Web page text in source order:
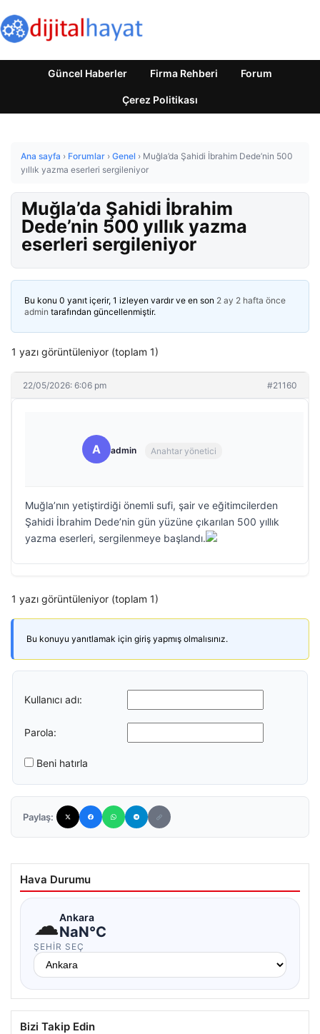
Güncel Haberler Firma Rehberi Forum
Çerez Politikası
Ana sayfa › Forumlar › Genel › Muğla’da Şahidi İbrahim Dede’nin 500
yıllık yazma eserleri sergileniyor
Muğla’da Şahidi İbrahim
Dede’nin 500 yıllık yazma
eserleri sergileniyor
Bu konu 0 yanıt içerir, 1 izleyen vardır ve en son 2 ay 2 hafta önce
admin tarafından güncellenmiştir.
1 yazı görüntüleniyor (toplam 1)
22/05/2026: 6:06 pm #21160
A admin Anahtar yönetici
Muğla’nın yetiştirdiği önemli sufi, şair ve eğitimcilerden
Şahidi İbrahim Dede’nin gün yüzüne çıkarılan 500 yıllık
yazma eserleri, sergilenmeye başlandı.
1 yazı görüntüleniyor (toplam 1)
Bu konuyu yanıtlamak için giriş yapmış olmalısınız.
Kullanıcı adı:
Parola:
Beni hatırla
Paylaş:
Hava Durumu
☁Ankara
NaN°C
ŞEHIR SEÇ
Bizi Takip Edin